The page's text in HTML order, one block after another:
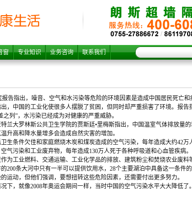
窗 专业知识 业务咨询 联系我们
告指出，噪音、空气和水污染等危险的环境因素是造成中国居民死亡和
，中国的工业化使很多人摆脱了贫困，但同时却严重损害了环境。报告
列”，水污染已经成为对健康的严重威胁。
兰大罗林斯公共卫生学院的贾斯廷•里梅斯指出，中国温室气体排放量的
升高和降水量增多会造成自然灾害的增加。
生条件欠佳和家庭燃烧木炭和煤炭造成的空气污染，每年造成大约42万
气污染和工业废弃物，每年造成130万人死于各种呼吸道和心血管疾病。
为工业燃料、交通运输、工业化学品的排放、建筑粉尘和焚烧农业废料
200条大河中只有一半可以提供饮用水，28个主要湖泊中具备这一条件的
运动，但他们强调，要想扭转这些危险因素，还需要付出更多努力。
下，就像2008年奥运会期间一样，当时中国的空气污染水平大大降低了。